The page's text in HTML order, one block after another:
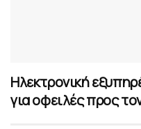
Ηλεκτρονική
για οφειλές προς